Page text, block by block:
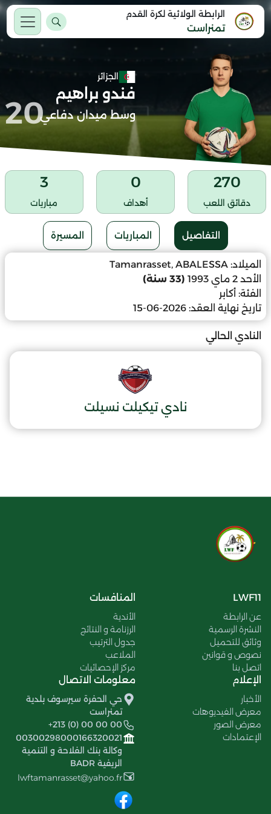
الرابطة الولائية لكرة القدم
تمنراست
الجزائر
فندو براهيم
وسط ميدان دفاعي20
270
دقائق اللعب
0
أهداف
3
مباريات
التفاصيل المباريات المسيرة
الميلاد: Tamanrasset, ABALESSA
الأحد 2 ماي 1993
(33 سنة)
الفئة: أكابر
تاريخ نهاية العقد: 2026-06-15
النادي الحالي
نادي تيكيلت نسيلت
LWF11
عن الرابطة
النشرة الرسمية
وثائق للتحميل
نصوص و قوانين
اتصل بنا
المنافسات
الأندية
الرزنامة و النتائج
جدول الترتيب
الملاعب
مركز الإحصائيات
الإعلام
الأخبار
معرض الفيديوهات
معرض الصور
الإعتمادات
معلومات الاتصال
حي الحفرة سيرسوف بلدية
تمنراست
+213 (0) 00 00 00
00300298000166320021
وكالة بنك الفلاحة و التنمية
الريفية BADR
lwftamanrasset@yahoo.fr